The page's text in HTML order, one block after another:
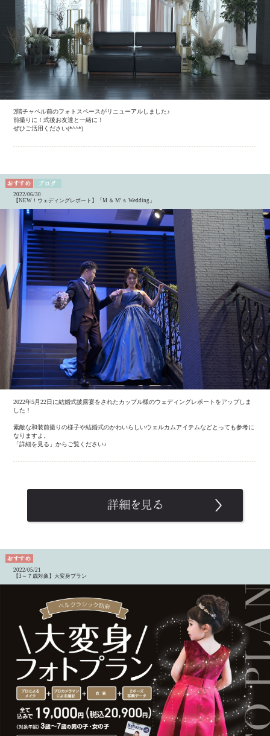
2階チャペル前のフォトスペースがリニューアルしました♪
前撮りに！式後お友達と一緒に！
ぜひご活用ください(*^^*)
2022/06/30
【NEW！ウェディングレポート】「M ＆ M’ｓ Wedding」
2022年5月22日に結婚式披露宴をされたカップル様のウェディングレポートをアップしま
した！
素敵な和装前撮りの様子や結婚式のかわいらしいウェルカムアイテムなどとっても参考に
なりますよ。
「詳細を見る」からご覧ください♪
2022/05/21
【3～７歳対象】大変身プラン